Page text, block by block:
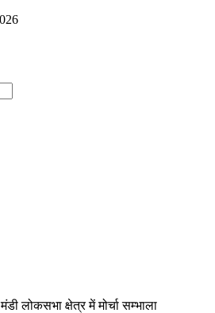
लोकसभा क्षेत्र में मोर्चा सम्भाला